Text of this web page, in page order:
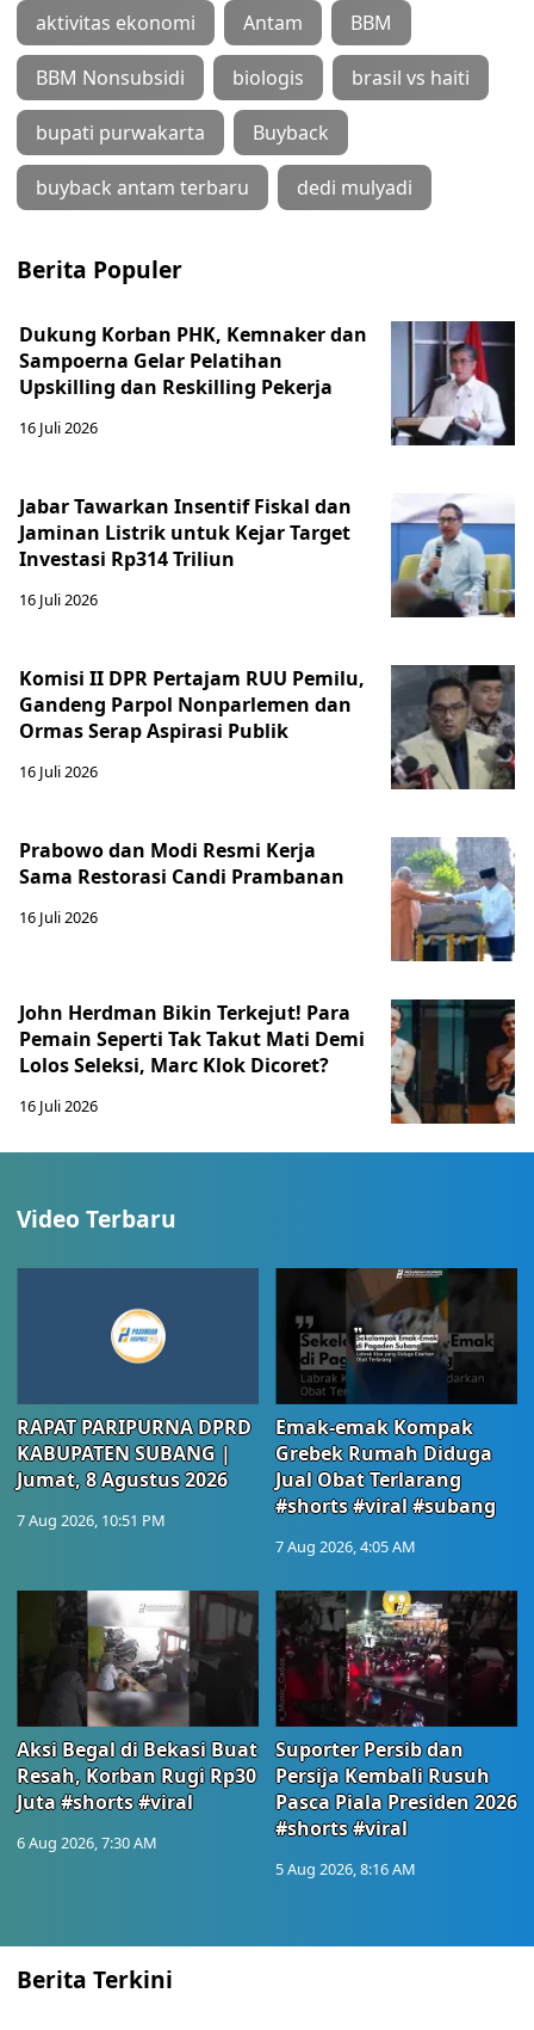
aktivitas ekonomi Antam BBM
BBM Nonsubsidi biologis brasil vs haiti
bupati purwakarta Buyback
buyback antam terbaru dedi mulyadi
Berita Populer
Dukung Korban PHK, Kemnaker dan
Sampoerna Gelar Pelatihan
Upskilling dan Reskilling Pekerja
16 Juli 2026
Jabar Tawarkan Insentif Fiskal dan
Jaminan Listrik untuk Kejar Target
Investasi Rp314 Triliun
16 Juli 2026
Komisi II DPR Pertajam RUU Pemilu,
Gandeng Parpol Nonparlemen dan
Ormas Serap Aspirasi Publik
16 Juli 2026
Prabowo dan Modi Resmi Kerja
Sama Restorasi Candi Prambanan
16 Juli 2026
John Herdman Bikin Terkejut! Para
Pemain Seperti Tak Takut Mati Demi
Lolos Seleksi, Marc Klok Dicoret?
16 Juli 2026
Video Terbaru
RAPAT PARIPURNA DPRD
KABUPATEN SUBANG |
Jumat, 8 Agustus 2026
7 Aug 2026, 10:51 PM
Emak-emak Kompak
Grebek Rumah Diduga
Jual Obat Terlarang
#shorts #viral #subang
7 Aug 2026, 4:05 AM
Aksi Begal di Bekasi Buat
Resah, Korban Rugi Rp30
Juta #shorts #viral
6 Aug 2026, 7:30 AM
Suporter Persib dan
Persija Kembali Rusuh
Pasca Piala Presiden 2026
#shorts #viral
5 Aug 2026, 8:16 AM
Berita Terkini